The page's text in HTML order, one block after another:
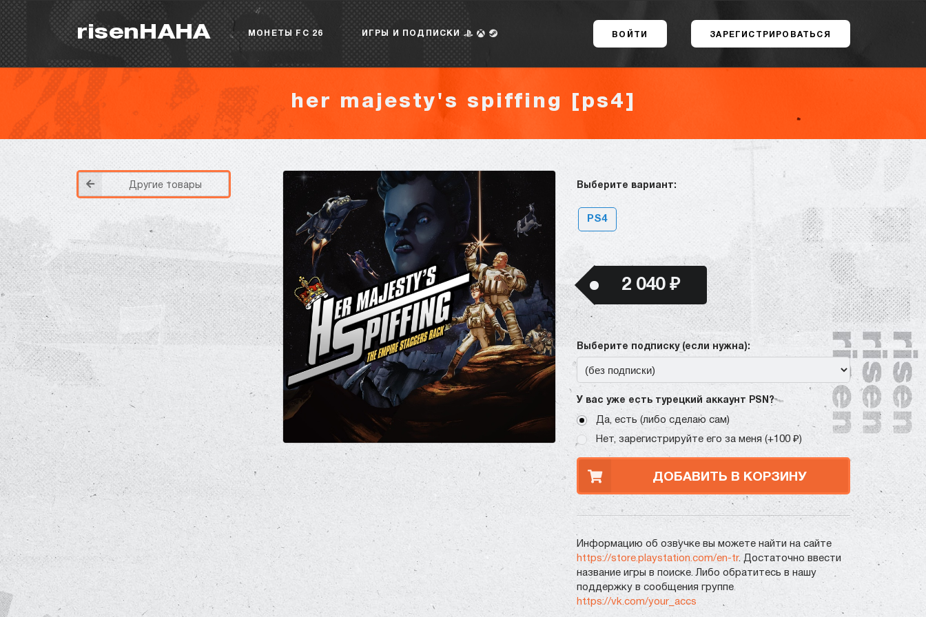
risenHAHA МОНЕТЫ FC 26 ИГРЫ И ПОДПИСКИ ВОЙТИ ЗАРЕГИСТРИРОВАТЬСЯ
her majesty's spiffing [ps4]
Другие товары Выберите вариант:
PS4
2 040 ₽
Выберите подписку (если нужна):
У вас уже есть турецкий аккаунт PSN?
Да, есть (либо сделаю сам)
Нет, зарегистрируйте его за меня (+100 ₽)
ДОБАВИТЬ В КОРЗИНУ
Информацию об озвучке вы можете найти на сайте
https://store.playstation.com/en-tr. Достаточно ввести
название игры в поиске. Либо обратитесь в нашу
поддержку в сообщения группе
https://vk.com/your_accs